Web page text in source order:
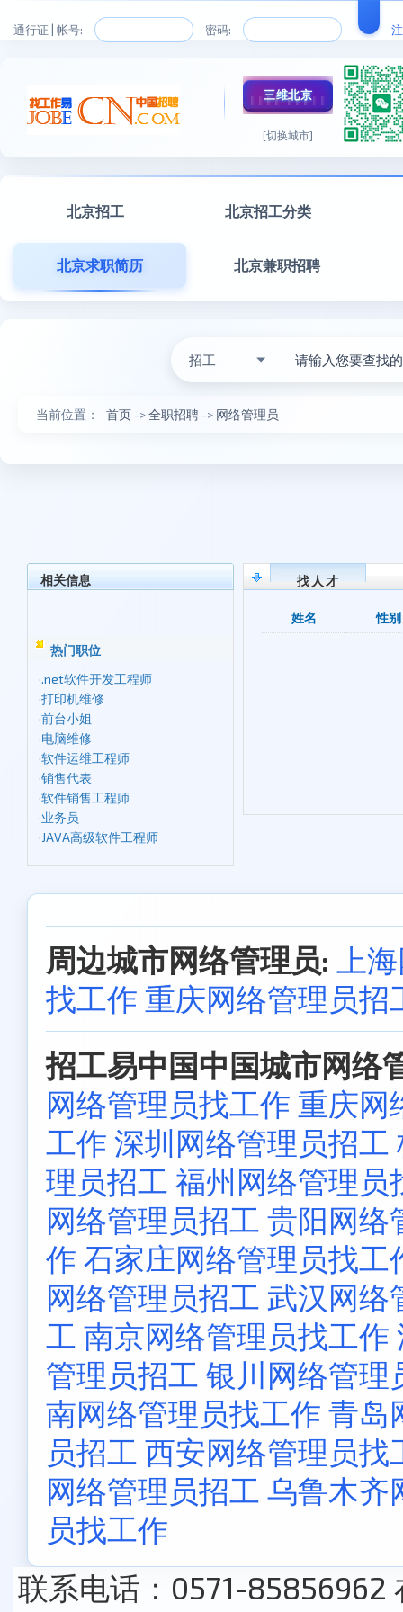
通行证 | 帐号: 密码:
三维北京
[切换城市]
北京招工 北京招工分类
北京求职简历 北京兼职招聘
招工
当前位置： 首页 ->全职招聘 -> 网络管理员
相关信息
热门职位
·.net软件开发工程师
·打印机维修
·前台小姐
·电脑维修
·软件运维工程师
·销售代表
·软件销售工程师
·业务员
·JAVA高级软件工程师
找人才
姓名 性别
周边城市网络管理员:
上
找工作 重庆网络管理员招
招工易中国中国城市网络
网络管理员找工作 重庆网
工作 深圳网络管理员招工
理员招工 福州网络管理员
网络管理员招工 贵阳网络
作 石家庄网络管理员找工
网络管理员招工 武汉网络
工 南京网络管理员找工作
管理员招工 银川网络管理
南网络管理员找工作 青岛
员招工 西安网络管理员找
网络管理员招工 乌鲁木齐
员找工作
联系电话：0571-85856962